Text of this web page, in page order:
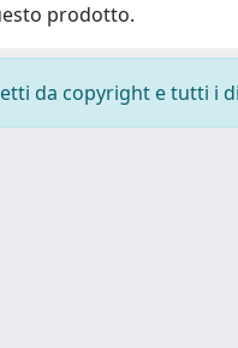
prodotto.
da copyright e tutti i